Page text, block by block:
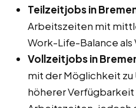
Teilzeitjobs in
Arbeitszeiten mit
Work-Life-Balance als
Vollzeitjobs in
mit der Möglichkeit
höherer